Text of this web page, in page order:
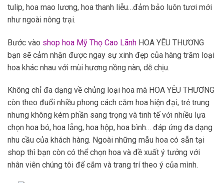
tulip, hoa mao lương, hoa thanh liễu…đảm bảo luôn tươi mới
như ngoài nông trại.
Bước vào shop hoa Mỹ Thọ Cao Lãnh HOA YÊU THƯƠNG
bạn sẽ cảm nhận được ngay sự xinh đẹp của hàng trăm loại
hoa khác nhau với mùi hương nồng nàn, dễ chịu.
Không chỉ đa dạng về chủng loại hoa mà HOA YÊU THƯƠNG
còn theo đuổi nhiều phong cách cắm hoa hiện đại, trẻ trung
nhưng không kém phần sang trọng và tinh tế với nhiều lựa
chọn hoa bó, hoa lẵng, hoa hộp, hoa bình… đáp ứng đa dạng
nhu cầu của khách hàng. Ngoài những mẫu hoa có sẵn tại
shop thì bạn còn có thể chọn hoa và đề xuất ý tưởng với
nhân viên chúng tôi để cắm và trang trí theo ý của mình.